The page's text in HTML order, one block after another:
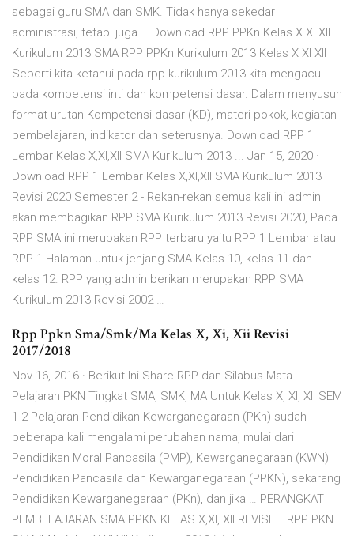
sebagai guru SMA dan SMK. Tidak hanya sekedar
administrasi, tetapi juga … Download RPP PPKn Kelas X XI XII
Kurikulum 2013 SMA RPP PPKn Kurikulum 2013 Kelas X XI XII
Seperti kita ketahui pada rpp kurikulum 2013 kita mengacu
pada kompetensi inti dan kompetensi dasar. Dalam menyusun
format urutan Kompetensi dasar (KD), materi pokok, kegiatan
pembelajaran, indikator dan seterusnya. Download RPP 1
Lembar Kelas X,XI,XII SMA Kurikulum 2013 ... Jan 15, 2020 ·
Download RPP 1 Lembar Kelas X,XI,XII SMA Kurikulum 2013
Revisi 2020 Semester 2 - Rekan-rekan semua kali ini admin
akan membagikan RPP SMA Kurikulum 2013 Revisi 2020, Pada
RPP SMA ini merupakan RPP terbaru yaitu RPP 1 Lembar atau
RPP 1 Halaman untuk jenjang SMA Kelas 10, kelas 11 dan
kelas 12. RPP yang admin berikan merupakan RPP SMA
Kurikulum 2013 Revisi 2002 …
Rpp Ppkn Sma/Smk/Ma Kelas X, Xi, Xii Revisi
2017/2018
Nov 16, 2016 · Berikut Ini Share RPP dan Silabus Mata
Pelajaran PKN Tingkat SMA, SMK, MA Untuk Kelas X, XI, XII SEM
1-2 Pelajaran Pendidikan Kewarganegaraan (PKn) sudah
beberapa kali mengalami perubahan nama, mulai dari
Pendidikan Moral Pancasila (PMP), Kewarganegaraan (KWN)
Pendidikan Pancasila dan Kewarganegaraan (PPKN), sekarang
Pendidikan Kewarganegaraan (PKn), dan jika … PERANGKAT
PEMBELAJARAN SMA PPKN KELAS X,XI, XII REVISI ... RPP PKN